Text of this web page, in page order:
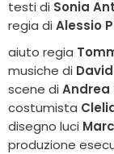
testi di Sonia
regia di Alessio
aiuto regia
musiche di
scene di Andrea
costumista
disegno luci
produzione